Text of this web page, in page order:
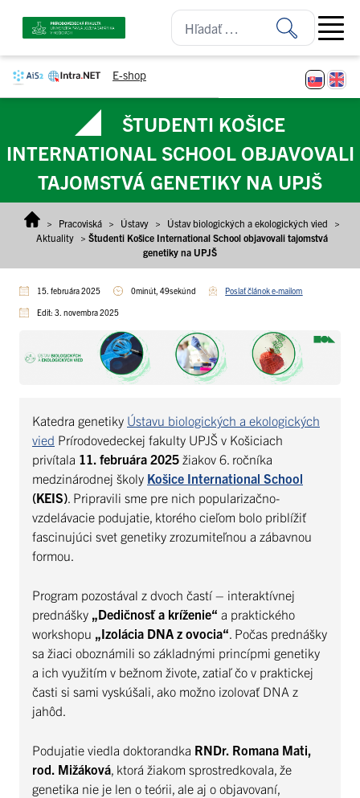
E-shop
Open
ŠTUDENTI KOŠICE
INTERNATIONAL SCHOOL OBJAVOVALI
TAJOMSTVÁ GENETIKY NA UPJŠ
> Pracoviská > Ústavy > Ústav biologických a ekologických vied
>
Aktuality > Študenti Košice International School objavovali tajomstvá
genetiky na UPJŠ
15. februára 2025 0minút, 49sekúnd Poslať článok e-mailom
Edit: 3. novembra 2025
Katedra genetiky Ústavu biologických a ekologických
vied Prírodovedeckej fakulty UPJŠ v Košiciach
privítala 11. februára 2025 žiakov 6. ročníka
medzinárodnej školy Košice International School
(KEIS). Pripravili sme pre nich popularizačno-
vzdelávacie podujatie, ktorého cieľom bolo priblížiť
fascinujúci svet genetiky zrozumiteľnou a zábavnou
formou.
Program pozostával z dvoch častí – interaktívnej
prednášky „Dedičnosť a kríženie“ a praktického
workshopu „Izolácia DNA z ovocia“. Počas prednášky
sa žiaci oboznámili so základnými princípmi genetiky
a ich využitím v bežnom živote, zatiaľ čo v praktickej
časti si sami vyskúšali, ako možno izolovať DNA z
jahôd.
Podujatie viedla doktorandka RNDr. Romana Mati,
rod. Mižáková, ktorá žiakom sprostredkovala, že
genetika nie je len o teórii, ale aj o objavovaní,